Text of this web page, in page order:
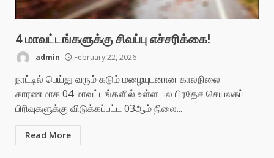
4 மாவட்டங்களுக்கு சிவப்பு எச்சரிக்கை!
admin February 22, 2026
நாட்டில் பெய்து வரும் கடும் மழையுடனான காலநிலை
காரணமாக 04 மாவட்டங்களில் உள்ள பல பிரதேச செயலகப்
பிரிவுகளுக்கு விடுக்கப்பட்ட 03ஆம் நிலை...
Read More